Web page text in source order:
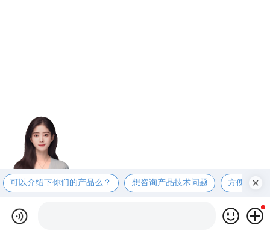
可以介绍下你们的产品么？ 想咨询产品技术问题 方便电话